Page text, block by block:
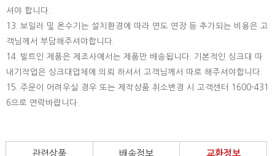
셔야 합니다.
13. 보일러 및 온수기는 설치환경에 따라 연도 연장 등 추가되는 비용은 고
객님께서 부담해주셔야합니다.
14. 빌트인 제품은 제조사에서는 제품만 배송됩니다. 기본적인 싱크대 따
내기작업은 싱크대업체에 의뢰 하셔서 고객님께서 따로 해주셔야합니다.
15. 주문이 어려우실 경우 또는 제작상품 취소변경 시 고객센터 1600-431
6으로 연락바랍니다.
관련상품 배송정보 교환정보